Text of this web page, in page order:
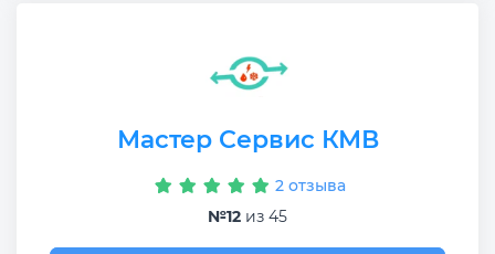
Мастер Сервис КМВ
2 отзыва
№12 из 45